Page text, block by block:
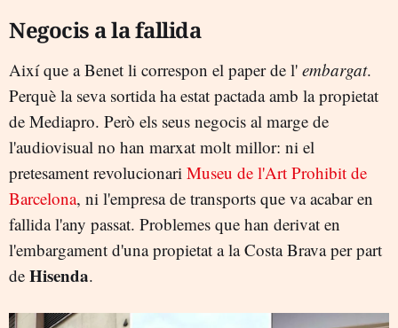
Negocis a la fallida
Així que a Benet li correspon el paper de l' embargat.
Perquè la seva sortida ha estat pactada amb la propietat
de Mediapro. Però els seus negocis al marge de
l'audiovisual no han marxat molt millor: ni el
pretesament revolucionari Museu de l'Art Prohibit de
Barcelona, ni l'empresa de transports que va acabar en
fallida l'any passat. Problemes que han derivat en
l'embargament d'una propietat a la Costa Brava per part
de Hisenda.